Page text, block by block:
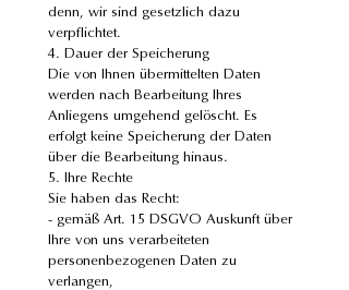
denn, wir sind gesetzlich dazu
verpflichtet.
4. Dauer der Speicherung
Die von Ihnen übermittelten Daten
werden nach Bearbeitung Ihres
Anliegens umgehend gelöscht. Es
erfolgt keine Speicherung der Daten
über die Bearbeitung hinaus.
5. Ihre Rechte
Sie haben das Recht:
- gemäß Art. 15 DSGVO Auskunft über
Ihre von uns verarbeiteten
personenbezogenen Daten zu
verlangen,